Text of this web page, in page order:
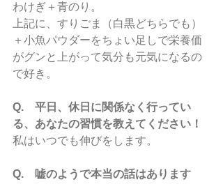
わけぎ＋青のり。
上記に、すりごま（白黒どちらでも）
＋小魚パウダーをちょい足しで栄養価
がグンと上がって気分も元気になるの
で好き。
Q.　平日、休日に関係なく行ってい
る、あなたの習慣を教えてください！
私はいつでも伸びをします。
Q.　嘘のようで本当の話はあります